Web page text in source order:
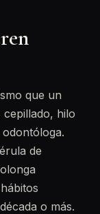
que un
cepillado, hilo
de
o más.